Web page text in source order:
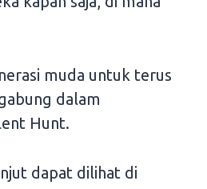
muda untuk terus
dalam
Hunt.
dapat dilihat di